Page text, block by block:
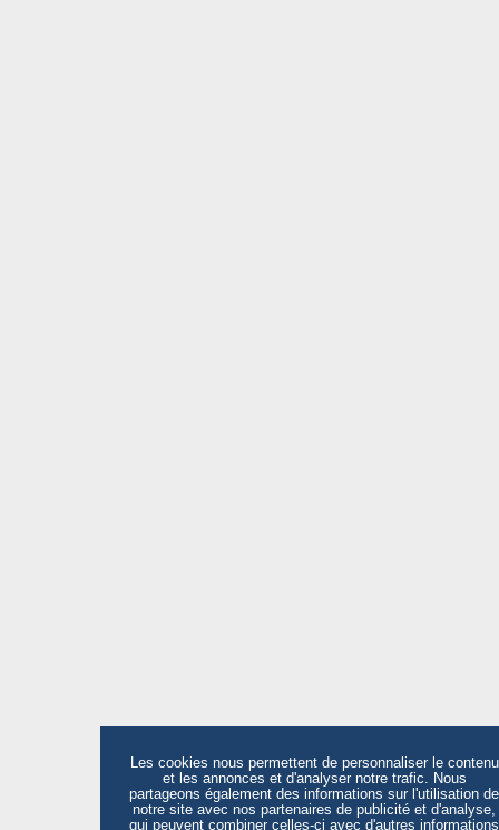
Les cookies nous permettent de personnaliser le contenu
et les annonces et d'analyser notre trafic. Nous
partageons également des informations sur l'utilisation de
notre site avec nos partenaires de publicité et d'analyse,
qui peuvent combiner celles-ci avec d'autres informations